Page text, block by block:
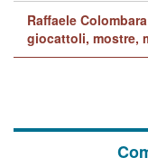
Raffaele
giocattoli, mostre,